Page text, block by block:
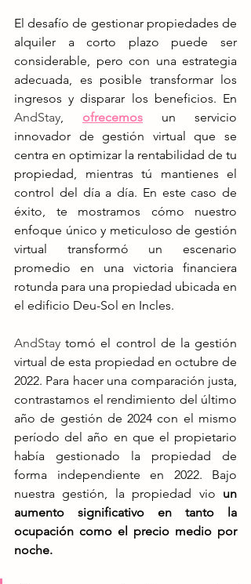
El desafío de gestionar propiedades de
alquiler a corto plazo puede ser
considerable, pero con una estrategia
adecuada, es posible transformar los
AndStay, ofrecemos
un servicio
innovador de gestión virtual que se
centra en optimizar la rentabilidad de tu
propiedad, mientras tú mantienes el
control del día a día. En este caso de
éxito, te mostramos cómo nuestro
enfoque único y meticuloso de gestión
virtual transformó un escenario
promedio en una victoria financiera
rotunda para una propiedad ubicada en
el edificio Deu-Sol en Incles.
AndStay tomó el control de la gestión
virtual de esta propiedad en octubre de
2022. Para hacer una comparación justa,
contrastamos el rendimiento del último
año de gestión de 2024 con el mismo
período del año en que el propietario
había gestionado la propiedad de
forma independiente en 2022. Bajo
nuestra gestión, la propiedad vio un
aumento significativo en tanto la
ocupación como el precio medio por
noche.